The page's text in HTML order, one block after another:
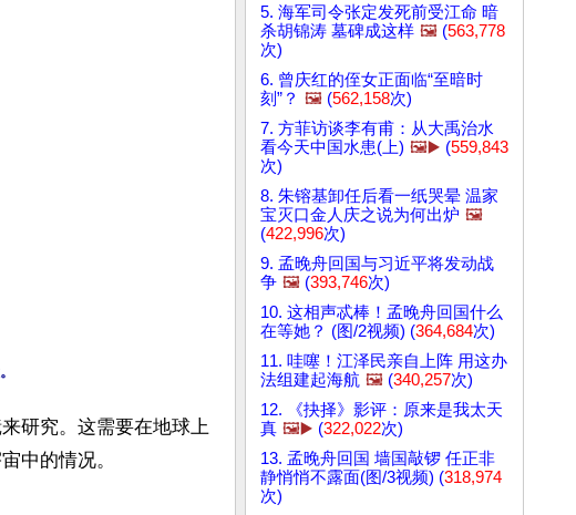
研究。这需要在地球上
中的情况。
5. 海军司令张定发死前受江命 暗
杀胡锦涛 墓碑成这样 🖼️ (563,778
次)
6. 曾庆红的侄女正面临“至暗时
刻”？ 🖼️ (562,158次)
7. 方菲访谈李有甫：从大禹治水
看今天中国水患(上) 🖼️▶️ (559,843
次)
8. 朱镕基卸任后看一纸哭晕 温家
宝灭口金人庆之说为何出炉 🖼️
(422,996次)
9. 孟晚舟回国与习近平将发动战
争 🖼️ (393,746次)
10. 这相声忒棒！孟晚舟回国什么
在等她？ (图/2视频) (364,684次)
11. 哇噻！江泽民亲自上阵 用这办
法组建起海航 🖼️ (340,257次)
12. 《抉择》影评：原来是我太天
真 🖼️▶️ (322,022次)
13. 孟晚舟回国 墙国敲锣 任正非
静悄悄不露面(图/3视频) (318,974
次)